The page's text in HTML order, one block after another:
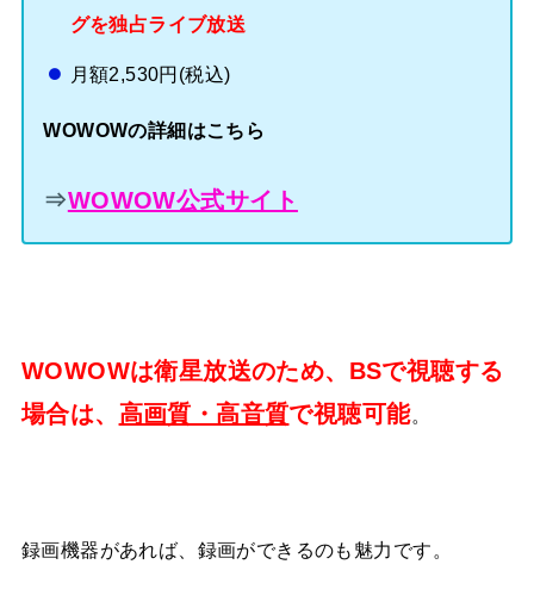
グを独占ライブ放送
月額2,530円(税込)
WOWOWの詳細はこちら
⇒WOWOW公式サイト
WOWOWは衛星放送のため、BSで視聴する
場合は、 高画質・高音質で視聴可能。
録画機器があれば、録画ができるのも魅力です。